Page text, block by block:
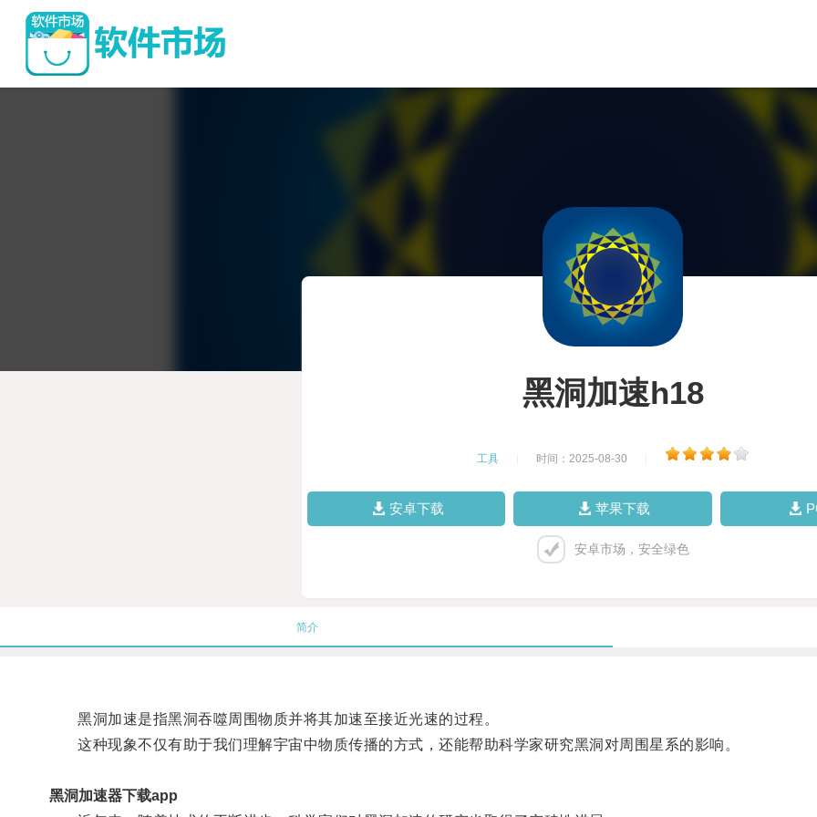
黑洞加速h18
工具 时间：2025-08-30
安卓下载 苹果下载
安卓市场，安全绿色
简介
黑洞加速是指黑洞吞噬周围物质并将其加速至接近光速的过程。
这种现象不仅有助于我们理解宇宙中物质传播的方式，还能帮助科学家研究黑洞对周围星系的影响。
黑洞加速器下载app